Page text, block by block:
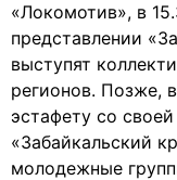
«Локомотив», в
представлении
выступят
регионов. Позже,
эстафету со
«Забайкальский
молодежные